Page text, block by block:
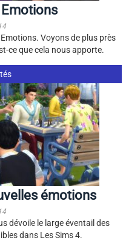
Voyons de plus près
ce que cela nous apporte.
émotions
dévoile le large éventail des
dans Les Sims 4.